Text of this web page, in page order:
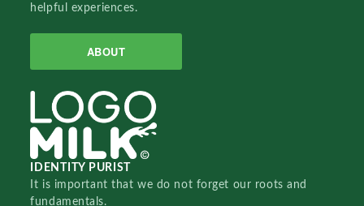
helpful experiences.
ABOUT
IDENTITY PURIST
It is important that we do not forget our roots and
fundamentals.